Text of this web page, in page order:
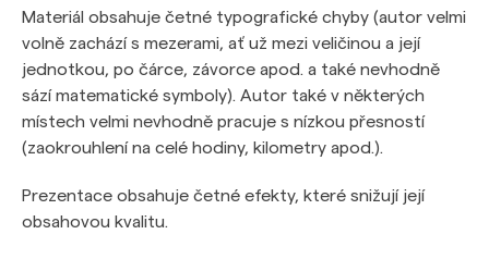
Materiál obsahuje četné typografické chyby (autor velmi
volně zachází s mezerami, ať už mezi veličinou a její
jednotkou, po čárce, závorce apod. a také nevhodně
sází matematické symboly). Autor také v některých
místech velmi nevhodně pracuje s nízkou přesností
(zaokrouhlení na celé hodiny, kilometry apod.).
Prezentace obsahuje četné efekty, které snižují její
obsahovou kvalitu.